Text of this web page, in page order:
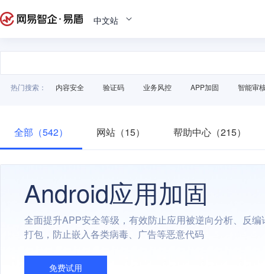
中文站
热门搜索： 内容安全 验证码 业务风控 APP加固 智能审
全部（542） 网站（15） 帮助中心（215）
Android应用加固
全面提升APP安全等级，有效防止应用被逆向分析、反编
打包，防止嵌入各类病毒、广告等恶意代码
免费试用